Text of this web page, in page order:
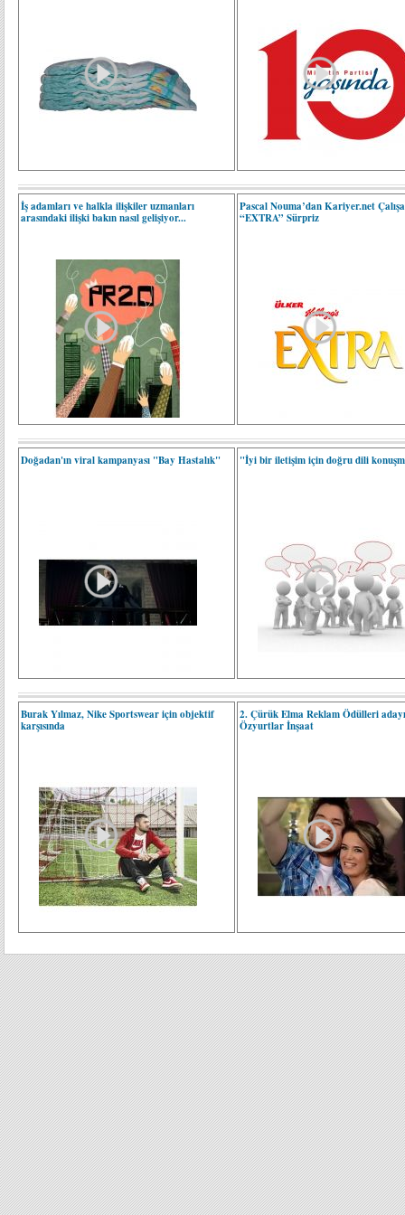
İş adamları ve halkla ilişkiler uzmanları
arasındaki ilişki bakın nasıl gelişiyor...
Pascal Nouma’dan Kariyer.net
“EXTRA” Sürpriz
Doğadan'ın viral kampanyası "Bay Hastalık" "İyi bir iletişim için doğru dili
Burak Yılmaz, Nike Sportswear için objektif
karşısında
2. Çürük Elma Reklam Ödülleri
Özyurtlar İnşaat